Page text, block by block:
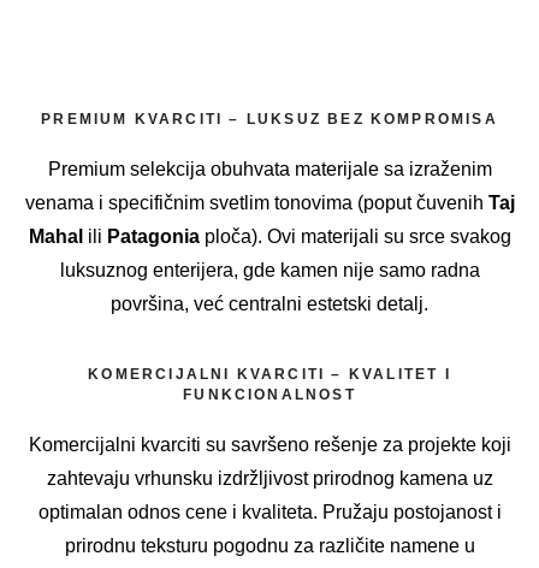
PREMIUM KVARCITI – LUKSUZ BEZ KOMPROMISA
Premium selekcija obuhvata materijale sa izraženim
venama i specifičnim svetlim tonovima (poput čuvenih Taj
Mahal ili Patagoniaploča). Ovi materijali su srce svakog
luksuznog enterijera, gde kamen nije samo radna
površina, već centralni estetski detalj.
KOMERCIJALNI KVARCITI – KVALITET I
FUNKCIONALNOST
Komercijalni kvarciti su savršeno rešenje za projekte koji
zahtevaju vrhunsku izdržljivost prirodnog kamena uz
optimalan odnos cene i kvaliteta. Pružaju postojanost i
prirodnu teksturu pogodnu za različite namene u